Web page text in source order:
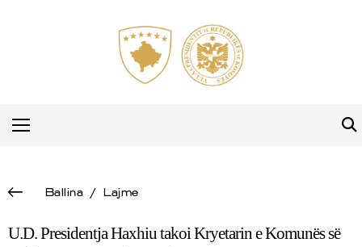
Ballina/ Lajme
U.D. Presidentja Haxhiu takoi Kryetarin e Komunës së